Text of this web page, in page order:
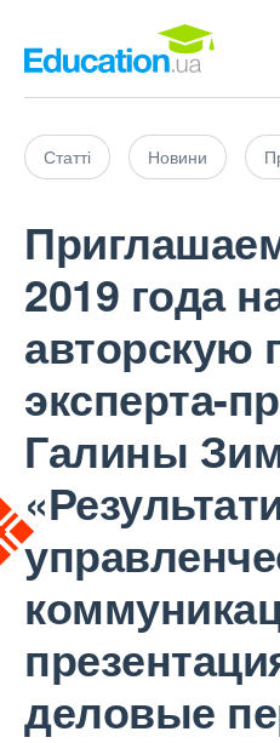
Статті Новини
2019 года
авторскую
эксперта-
Галины
деловые